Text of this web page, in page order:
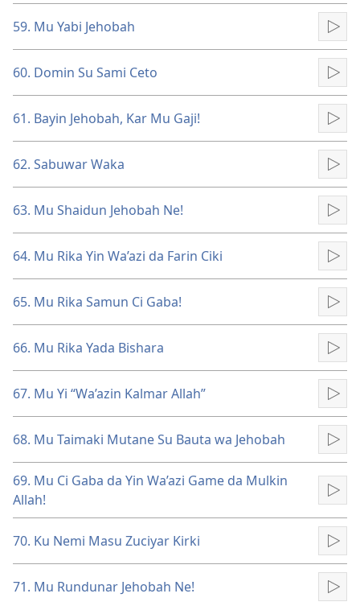
59. Mu Yabi Jehobah
60. Domin Su Sami Ceto
61. Bayin Jehobah, Kar Mu Gaji!
62. Sabuwar Waka
63. Mu Shaidun Jehobah Ne!
64. Mu Rika Yin Wa’azi da Farin Ciki
65. Mu Rika Samun Ci Gaba!
66. Mu Rika Yada Bishara
67. Mu Yi “Wa’azin Kalmar Allah”
68. Mu Taimaki Mutane Su Bauta wa Jehobah
69. Mu Ci Gaba da Yin Wa’azi Game da Mulkin
Allah!
70. Ku Nemi Masu Zuciyar Kirki
71. Mu Rundunar Jehobah Ne!